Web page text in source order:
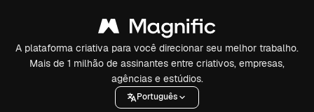
A plataforma criativa para você direcionar seu melhor trabalho.
Mais de 1 milhão de assinantes entre criativos, empresas,
agências e estúdios.
Português